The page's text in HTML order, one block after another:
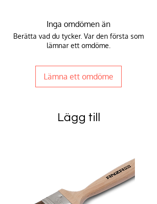
Inga omdömen än
Berätta vad du tycker. Var den första som
lämnar ett omdöme.
Lämna ett omdöme
Lägg till